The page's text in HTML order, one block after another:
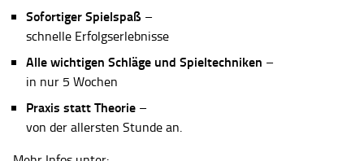
Sofortiger Spielspaß –
schnelle Erfolgserlebnisse
Alle wichtigen Schläge und Spieltechniken –
in nur 5 Wochen
Praxis statt Theorie –
von der allersten Stunde an.